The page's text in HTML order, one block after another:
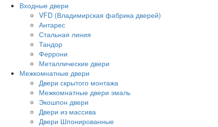
Входные двери
VFD (Владимирская фабрика дверей)
Антарес
Стальная линия
Тандор
Феррони
Металлические двери
Межкомнатные двери
Двери скрытого монтажа
Межкомнатные двери эмаль
Экошпон двери
Двери из массива
Двери Шпонированные